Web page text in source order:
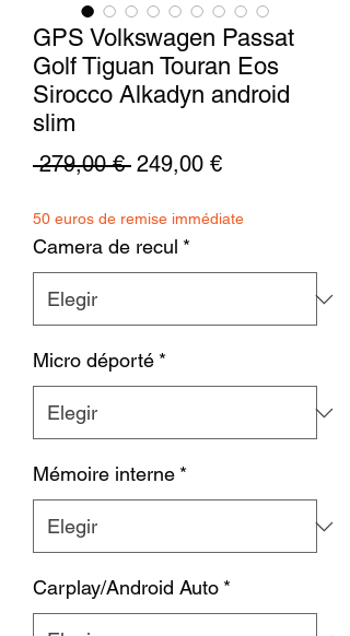
GPS Volkswagen Passat
Golf Tiguan Touran Eos
Sirocco Alkadyn android
slim
279,00 € Precio
249,00 €Precio
50 euros de remise immédiate
Camera de recul *
Micro déporté *
Mémoire interne *
Carplay/Android Auto *